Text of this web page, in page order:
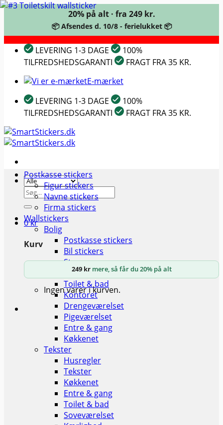
20% på alt · fra 249 kr.
📦 Afsendes d. 10/8 - ferielukket 📦
indhold
LEVERING 1-3 DAGE
100%
TILFREDSHEDSGARANTI
FRAGT FRA 35 KR.
E-mærket
LEVERING 1-3 DAGE
100%
TILFREDSHEDSGARANTI
FRAGT FRA 35 KR.
Søg
efter:
0kr
Kurv
249 krmere, så får du 20% på alt
Ingen varer i kurven.
Postkasse stickers
Figur stickers
Navne stickers
Firma stickers
Wallstickers
Bolig
Postkasse stickers
Bil stickers
Stuen
Soveværelset
Toilet & bad
Kontoret
Drengeværelset
Pigeværelset
Entre & gang
Køkkenet
Tekster
Husregler
Tekster
Køkkenet
Entre & gang
Toilet & bad
Soveværelset